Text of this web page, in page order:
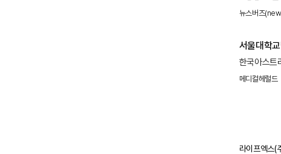
42년째 한
뉴스버즈
서울대학
김희정 이
아스트라
한국아스트
또는 위식
메디컬헤럴드
라이프엑스(